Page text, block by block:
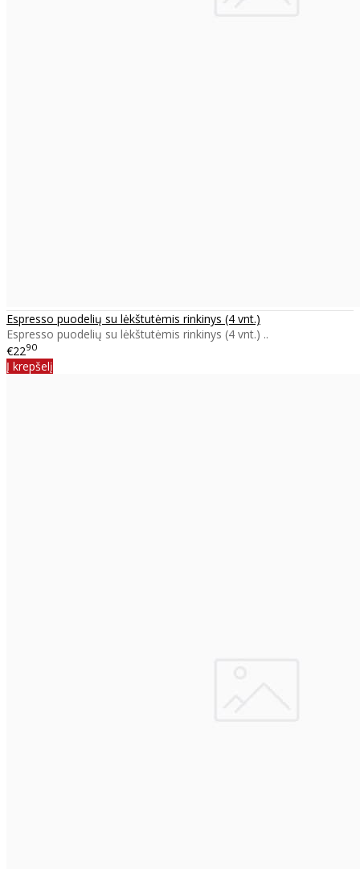
Espresso puodelių su lėkštutėmis rinkinys (4 vnt.)
Espresso puodelių su lėkštutėmis rinkinys (4 vnt.) ..
€2290
Į krepšelį